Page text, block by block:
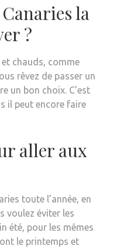
la
?
chauds, comme
rêvez de passer un
un bon choix. C’est
il peut encore faire
aller aux
toute l’année, en
voulez éviter les
été, pour les mêmes
le printemps et